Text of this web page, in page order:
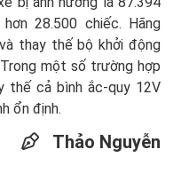
28.500 chiếc. Hãng
thay thế bộ khởi động
một số trường hợp
thế cả bình ắc-quy 12V
ổn định.
Thảo Nguyễn